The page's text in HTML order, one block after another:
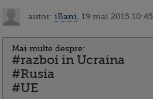
autor: iBani , 19 mai 2015 10:45
Mai multe despre:
#razboi in Ucraina
#Rusia
#UE